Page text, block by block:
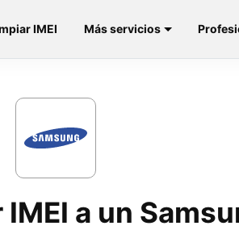
IMEI Más servicios
a un